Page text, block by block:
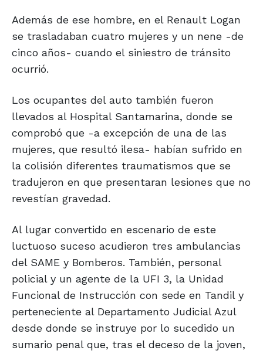
Además de ese hombre, en el Renault Logan
se trasladaban cuatro mujeres y un nene -de
cinco años- cuando el siniestro de tránsito
ocurrió.
Los ocupantes del auto también fueron
llevados al Hospital Santamarina, donde se
comprobó que -a excepción de una de las
mujeres, que resultó ilesa- habían sufrido en
la colisión diferentes traumatismos que se
tradujeron en que presentaran lesiones que no
revestían gravedad.
Al lugar convertido en escenario de este
luctuoso suceso acudieron tres ambulancias
del SAME y Bomberos. También, personal
policial y un agente de la UFI 3, la Unidad
Funcional de Instrucción con sede en Tandil y
perteneciente al Departamento Judicial Azul
desde donde se instruye por lo sucedido un
sumario penal que, tras el deceso de la joven,